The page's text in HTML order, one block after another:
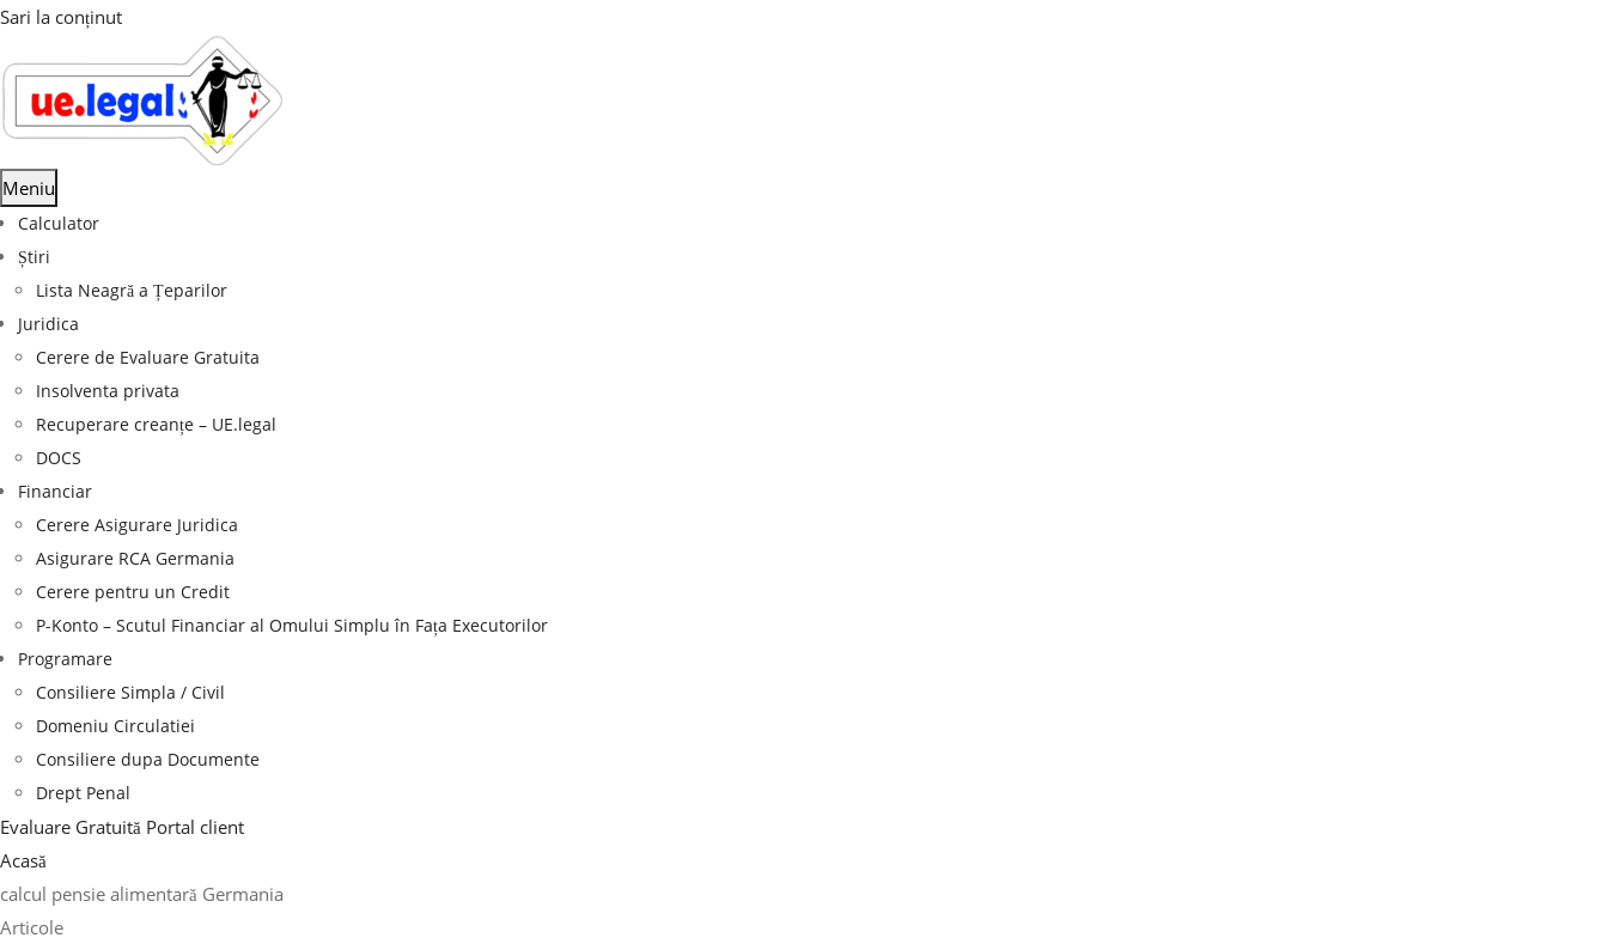
Sari la conținut
Meniu
Calculator
Știri
Lista Neagră a Țeparilor
Juridica
Cerere de Evaluare Gratuita
Insolventa privata
Recuperare creanțe – UE.legal
DOCS
Financiar
Cerere Asigurare Juridica
Asigurare RCA Germania
Cerere pentru un Credit
P-Konto – Scutul Financiar al Omului Simplu în Fața Executorilor
Programare
Consiliere Simpla / Civil
Domeniu Circulatiei
Consiliere dupa Documente
Drept Penal
Evaluare Gratuită Portal client
Acasă
calcul pensie alimentară Germania
Articole